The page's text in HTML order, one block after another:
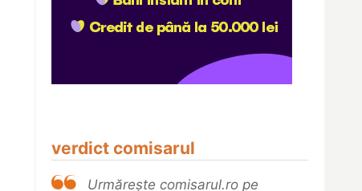
verdict comisarul
Urmărește comisarul.ro pe